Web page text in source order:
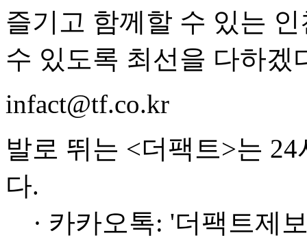
즐기고 함께할 수 있는
수 있도록 최선을 다하겠
infact@tf.co.kr
발로 뛰는 <더팩트>는
다.
· 카카오톡: '더팩트제